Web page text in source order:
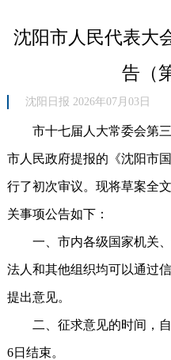
沈阳市人民代表大
告（
沈阳日报 2026年07月03日
市十七届人大常委会第三
市人民政府提报的《沈阳市
行了初次审议。现将草案全
关事项公告如下：
一、市内各级国家机关、
法人和其他组织均可以通过
提出意见。
二、征求意见的时间，自
6日结束。